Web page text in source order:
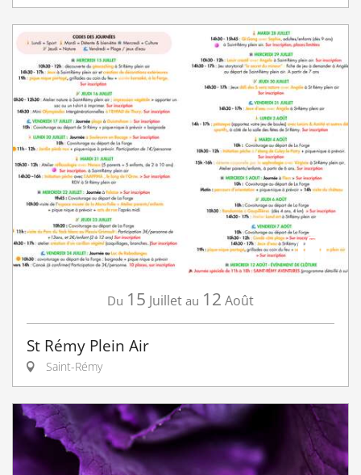
Du 15 Juillet au 12 Août
St Rémy Plein Air
Saint-Rémy